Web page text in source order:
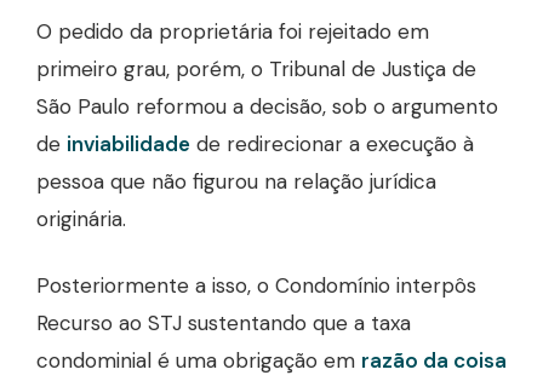
O pedido da proprietária foi rejeitado em
primeiro grau, porém, o Tribunal de Justiça de
São Paulo reformou a decisão, sob o argumento
de inviabilidade de redirecionar a execução à
pessoa que não figurou na relação jurídica
originária.
Posteriormente a isso, o Condomínio interpôs
Recurso ao STJ sustentando que a taxa
condominial é uma obrigação em razão da coisa